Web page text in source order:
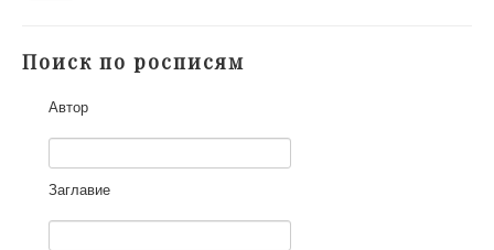
Участники
Научная работа
Как работать с сайтом
Поиск по росписям
Автор
Заглавие